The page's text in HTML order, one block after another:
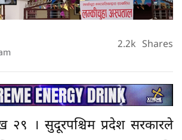
2.2k Shares
२९ । सुदूरपश्चिम प्रदेश सरकारले